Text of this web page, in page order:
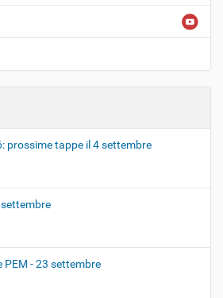
prossime tappe il 4 settembre
PEM - 23 settembre